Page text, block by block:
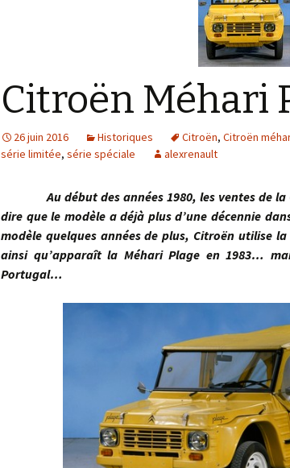
Citroën Méhari
26 juin 2016 Historiques Citroën, Citroën
série limitée, série spéciale alexrenault
Au début des années 1980, les ventes de la
dire que le modèle a déjà plus d’une décennie
modèle quelques années de plus, Citroën utilise
ainsi qu’apparaît la Méhari Plage en 1983…
Portugal…